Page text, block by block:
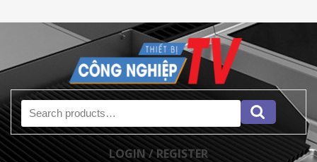
Search for:
LOGIN / REGISTER